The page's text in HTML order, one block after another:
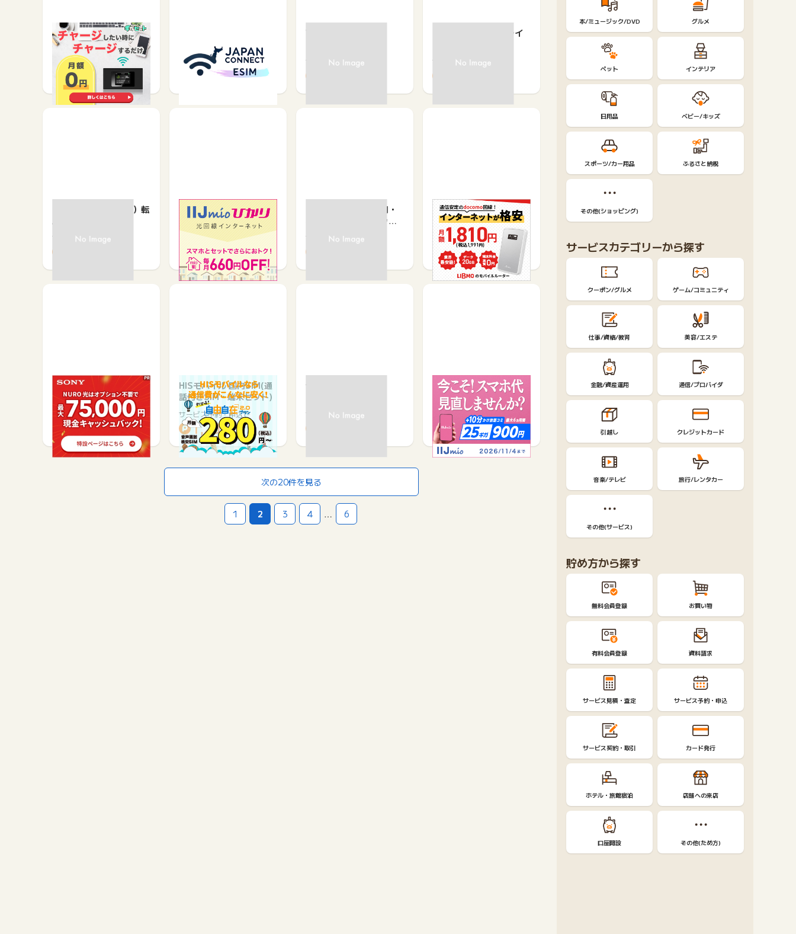
チャージ型ポケットWiFi
【ギガセットWiFi】
サービス契約・取引で
1,500
サービス契約・取引で
5.5%
WiFiBOX
サービス予約・申込で
PLAIO WiMAX（プライ
サービス契約・取引で
So-net光（ソネット）転
サービス契約・取引で
IIJmioひかり
サービス契約・取引で
2,100
So-net光10ギガ転用・
事業者変更用（ソネッ
サービス契約・取引で
LIBMO ポケットWI-FI
サービス契約・取引で
5,250
高速インターネット NUR
O 光（公式）（戸建て・
マン…
サービス契約・取引で
15,000
HISモバイル 国内SIM(通
話付きSIM・端末セット)
サービス予約・申込で
1,200
ゼウスWiFi
サービス契約・取引で
IIJmio(アイアイジェイミ
オ)
サービス契約・取引で
800
次の20件を見る
1 2 3 4 … 6
本/ミュージック/DVD グルメ
ペット インテリア
日用品 ベビー/キッズ
スポーツ/カー用品 ふるさと納税
その他(ショッピング)
サービスカテゴリーから探す
クーポン/グルメ ゲーム/コミュニティ
仕事/資格/教育 美容/エステ
金融/資産運用 通信/プロバイダ
引越し クレジットカード
音楽/テレビ 旅行/レンタカー
その他(サービス)
貯め方から探す
無料会員登録 お買い物
有料会員登録 資料請求
サービス見積・査定 サービス予約・申込
サービス契約・取引 カード発行
ホテル・旅館宿泊 店舗への来店
口座開設 その他(ため方)